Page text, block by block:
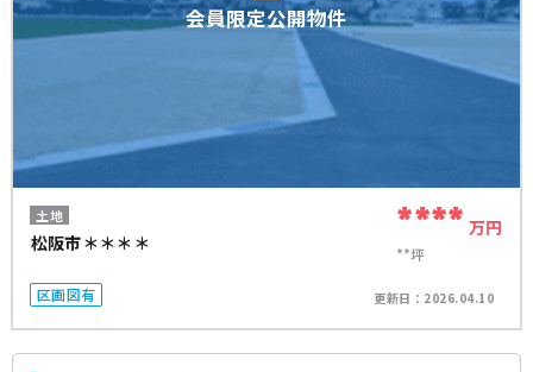
会員限定公開物件
土地
松阪市＊＊＊＊ **** 万円
**坪
区画図有
更新日： 2026.04.10